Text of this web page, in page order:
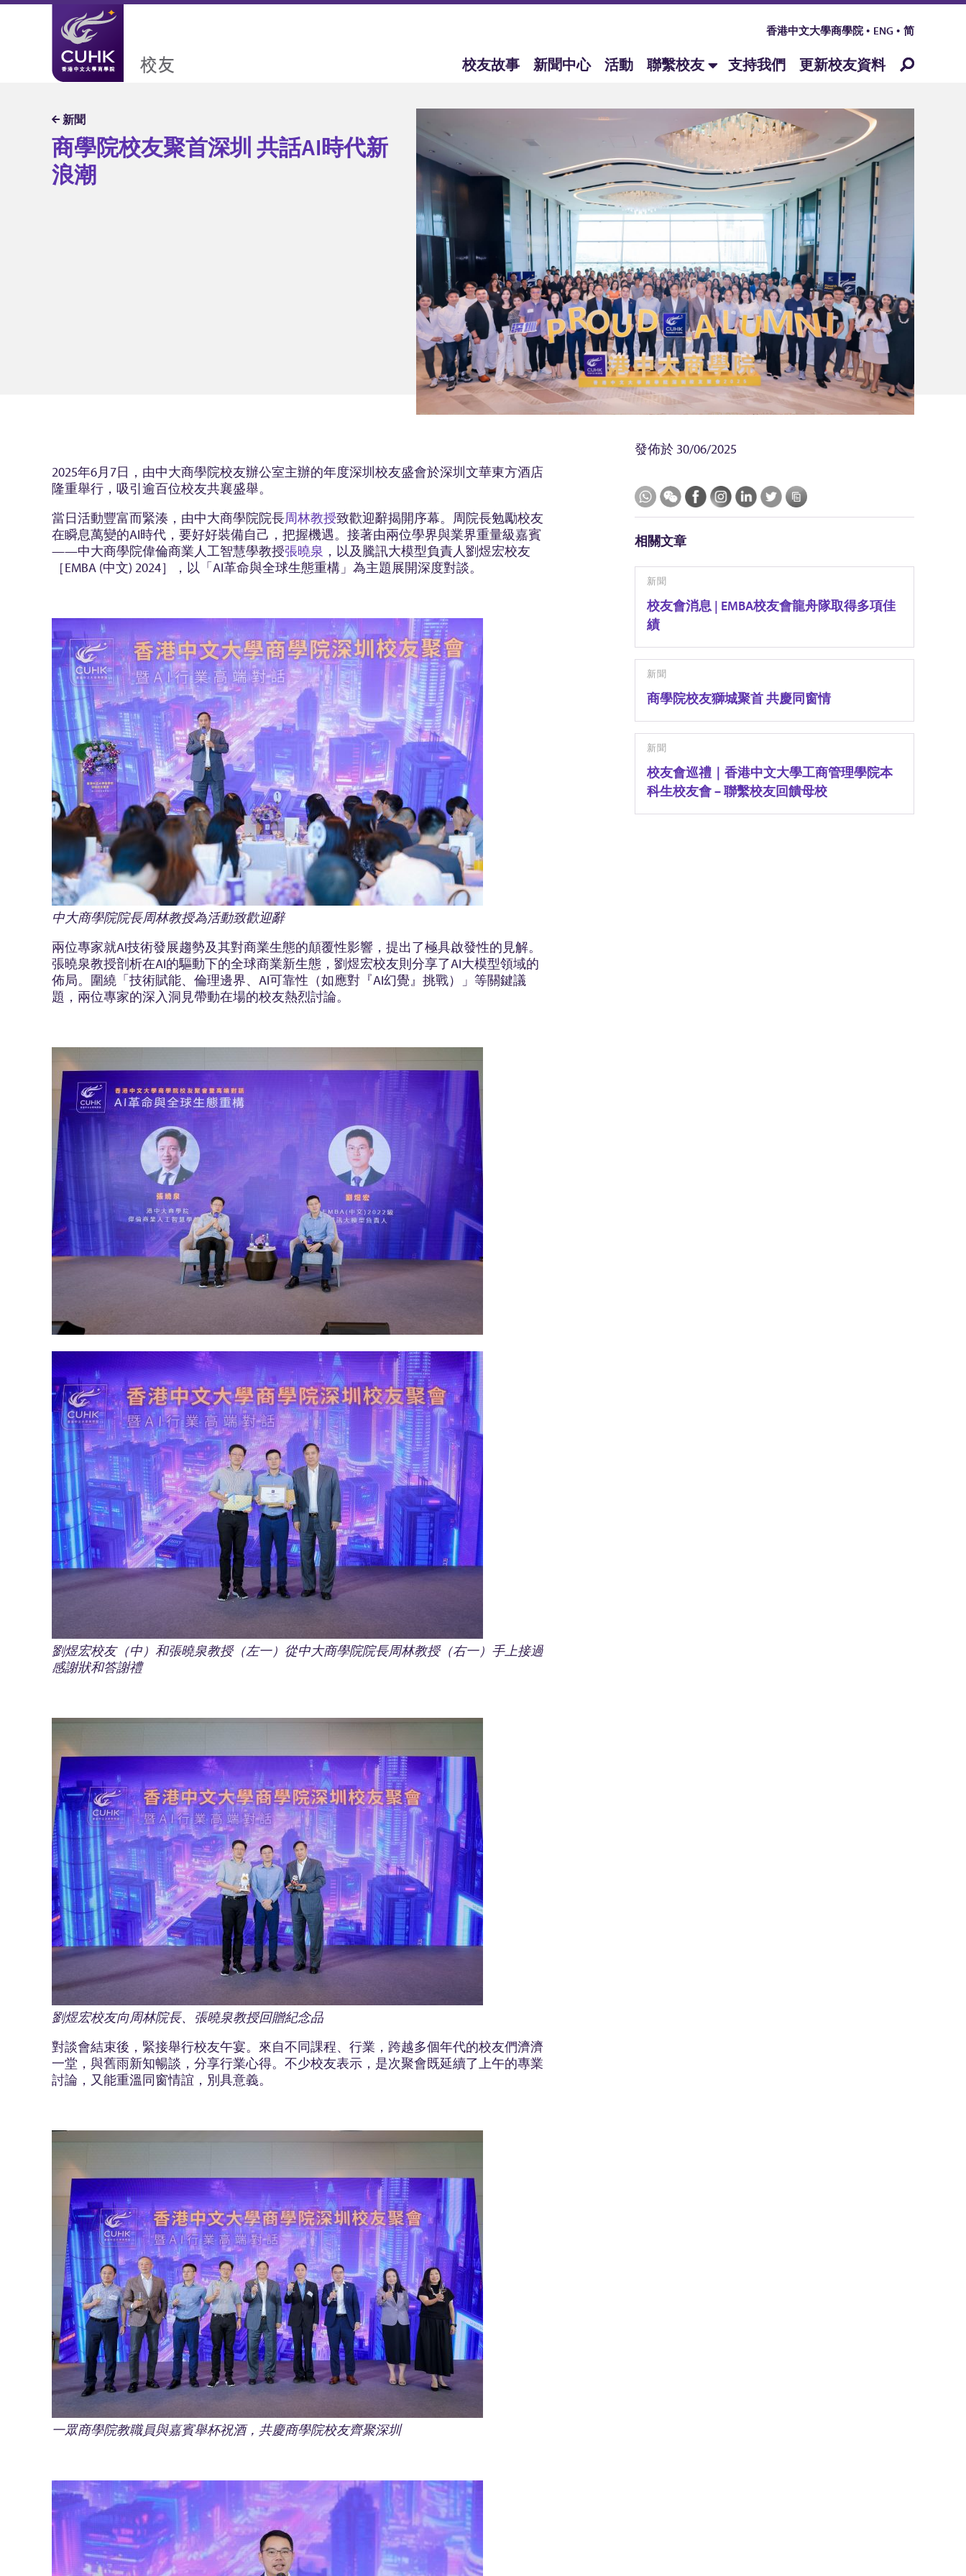
香港中文大學商學院 ENG 简
校友故事 新聞中心 活動 聯繫校友 支持我們 更新校友資料
商學院校友聚首深圳 共話AI時代新
浪潮
2025年6月7日，由中大商學院校友辦公室主辦的年度深圳校友盛會於深圳文華東方酒店
隆重舉行，吸引逾百位校友共襄盛舉。
當日活動豐富而緊湊，由中大商學院院長周林教授致歡迎辭揭開序幕。周院長勉勵校友
在瞬息萬變的AI時代，要好好裝備自己，把握機遇。接著由兩位學界與業界重量級嘉賓
——中大商學院偉倫商業人工智慧學教授張曉泉 ，以及騰訊大模型負責人劉煜宏校友
［EMBA (中文) 2024］，以「AI革命與全球生態重構」為主題展開深度對談。
中大商學院院長周林教授為活動致歡迎辭
兩位專家就AI技術發展趨勢及其對商業生態的顛覆性影響，提出了極具啟發性的見解。
張曉泉教授剖析在AI的驅動下的全球商業新生態，劉煜宏校友則分享了AI大模型領域的
佈局。圍繞「技術賦能、倫理邊界、AI可靠性（如應對『AI幻覺』挑戰）」等關鍵議
題，兩位專家的深入洞見帶動在場的校友熱烈討論。
劉煜宏校友（中）和張曉泉教授（左一）從中大商學院院長周林教授（右一）手上接過
感謝狀和答謝禮
劉煜宏校友向周林院長、張曉泉教授回贈紀念品
對談會結束後，緊接舉行校友午宴。來自不同課程、行業，跨越多個年代的校友們濟濟
一堂，與舊雨新知暢談，分享行業心得。不少校友表示，是次聚會既延續了上午的專業
討論，又能重溫同窗情誼，別具意義。
一眾商學院教職員與嘉賓舉杯祝酒，共慶商學院校友齊聚深圳
發佈於 30/06/2025
相關文章
新聞
校友會消息 | EMBA校友會龍舟隊取得多項佳
績
新聞
商學院校友獅城聚首 共慶同窗情
新聞
校友會巡禮｜香港中文大學工商管理學院本
科生校友會 – 聯繫校友回饋母校